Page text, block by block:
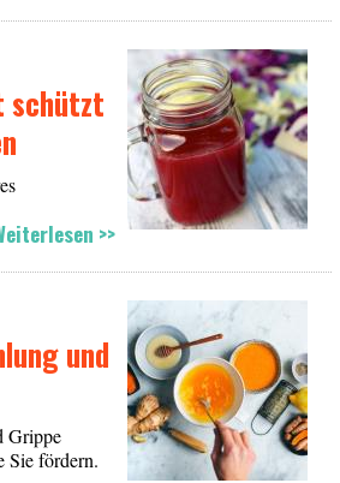
schützt
>>
und
Grippe
Sie fördern.